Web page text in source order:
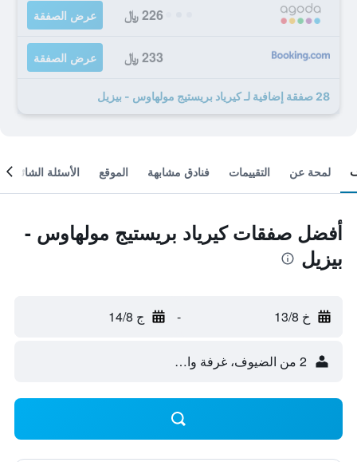
226 ﷼ عرض الصفقة
233 ﷼ عرض الصفقة
28 صفقة إضافية لـ كيرياد بريستيج مولهاوس - بيزيل
لمحة عن التقييمات فنادق مشابهة الموقع الأسئلة الشائعة
أفضل صفقات كيرياد بريستيج مولهاوس -
بيزيل
خ 13/8 - ج 14/8
2 من الضيوف، غرفة واحدة